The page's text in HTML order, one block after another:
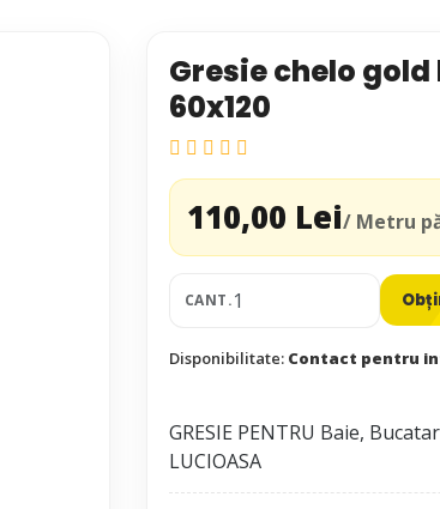
Gresie chelo
60x120
110,00 Lei/ Metru
CANT.
Disponibilitate: Contact pentru
GRESIE PENTRU Baie,